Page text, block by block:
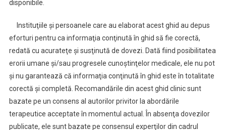
disponibile.
Instituţiile şi persoanele care au elaborat acest ghid au depus
eforturi pentru ca informaţia conţinută în ghid să fie corectă,
redată cu acurateţe şi susţinută de dovezi. Dată fiind posibilitatea
erorii umane şi/sau progresele cunoştinţelor medicale, ele nu pot
şi nu garantează că informaţia conţinută în ghid este în totalitate
corectă şi completă. Recomandările din acest ghid clinic sunt
bazate pe un consens al autorilor privitor la abordările
terapeutice acceptate în momentul actual. În absenţa dovezilor
publicate, ele sunt bazate pe consensul experţilor din cadrul